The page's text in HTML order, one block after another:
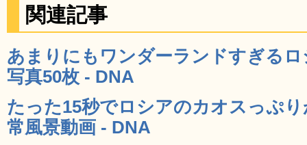
関連記事
あまりにもワンダーランドすぎる
写真50枚 - DNA
たった15秒でロシアのカオスっぷ
常風景動画 - DNA